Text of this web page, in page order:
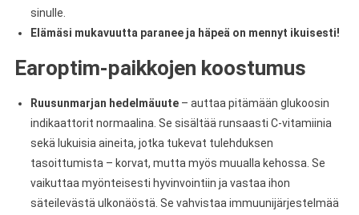
sinulle.
Elämäsi mukavuutta paranee ja häpeä on mennyt ikuisesti!
Earoptim-paikkojen koostumus
Ruusunmarjan hedelmäuute– auttaa pitämään glukoosin
indikaattorit normaalina. Se sisältää runsaasti C-vitamiinia
sekä lukuisia aineita, jotka tukevat tulehduksen
tasoittumista – korvat, mutta myös muualla kehossa. Se
vaikuttaa myönteisesti hyvinvointiin ja vastaa ihon
säteilevästä ulkonäöstä. Se vahvistaa immuunijärjestelmää